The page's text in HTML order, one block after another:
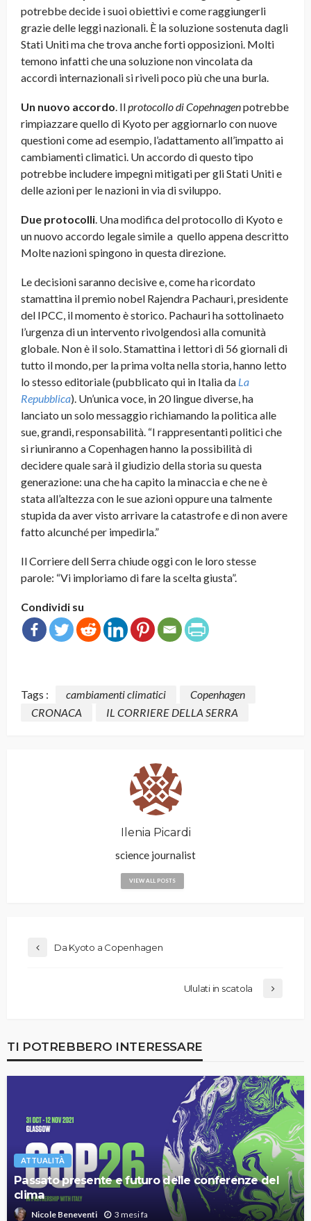
potrebbe decide i suoi obiettivi e come raggiungerli
grazie delle leggi nazionali. È la soluzione sostenuta dagli
Stati Uniti ma che trova anche forti opposizioni. Molti
temono infatti che una soluzione non vincolata da
accordi internazionali si riveli poco più che una burla.
Un nuovo accordo . Ilprotocollo di Copehnagenpotrebbe
rimpiazzare quello di Kyoto per aggiornarlo con nuove
questioni come ad esempio, l’adattamento all’impatto ai
cambiamenti climatici. Un accordo di questo tipo
potrebbe includere impegni mitigati per gli Stati Uniti e
delle azioni per le nazioni in via di sviluppo.
Due protocolli . Una modifica del protocollo di Kyoto e
un nuovo accordo legale simile a quello appena descritto
Molte nazioni spingono in questa direzione.
Le decisioni saranno decisive e, come ha ricordato
stamattina il premio nobel Rajendra Pachauri, presidente
del IPCC, il momento è storico. Pachauri ha sottolinaeto
l’urgenza di un intervento rivolgendosi alla comunità
globale. Non è il solo. Stamattina i lettori di 56 giornali di
tutto il mondo, per la prima volta nella storia, hanno letto
lo stesso editoriale (pubblicato qui in Italia da La
Repubblica). Un’unica voce, in 20 lingue diverse, ha
lanciato un solo messaggio richiamando la politica alle
sue, grandi, responsabilità. “I rappresentanti politici che
si riuniranno a Copenhagen hanno la possibilità di
decidere quale sarà il giudizio della storia su questa
generazione: una che ha capito la minaccia e che ne è
stata all’altezza con le sue azioni oppure una talmente
stupida da aver visto arrivare la catastrofe e di non avere
fatto alcunché per impedirla.”
Il Corriere dell Serra chiude oggi con le loro stesse
parole: “Vi imploriamo di fare la scelta giusta”.
Condividi su
Tags : cambiamenti climatici
Copenhagen
CRONACA
IL CORRIERE DELLA SERRA
Ilenia Picardi
science journalist
VIEW ALL POSTS
Da Kyoto a Copenhagen
Ululati in scatola
TI POTREBBERO INTERESSARE
ATTUALITÀ
Passato presente e futuro delle conferenze del
clima
Nicole Beneventi 3 mesi fa